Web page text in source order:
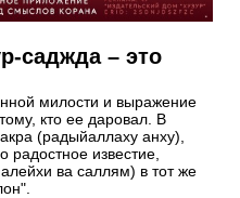
саджда – это
милости и выражение
кто ее даровал. В
(радыйаллаху анху),
радостное известие,
ва саллям) в тот же